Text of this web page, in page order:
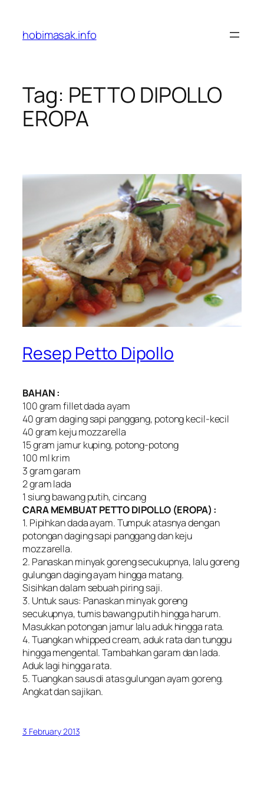
content
hobimasak.info
Tag: PETTO DIPOLLO
EROPA
Resep Petto Dipollo
BAHAN :
100 gram fillet dada ayam
40 gram daging sapi panggang, potong kecil-kecil
40 gram keju mozzarella
15 gram jamur kuping, potong-potong
100 ml krim
3 gram garam
2 gram lada
1 siung bawang putih, cincang
CARA MEMBUAT PETTO DIPOLLO (EROPA) :
1. Pipihkan dada ayam. Tumpuk atasnya dengan
potongan daging sapi panggang dan keju
mozzarella.
2. Panaskan minyak goreng secukupnya, lalu goreng
gulungan daging ayam hingga matang.
Sisihkan dalam sebuah piring saji.
3. Untuk saus: Panaskan minyak goreng
secukupnya, tumis bawang putih hingga harum.
Masukkan potongan jamur lalu aduk hingga rata.
4. Tuangkan whipped cream, aduk rata dan tunggu
hingga mengental. Tambahkan garam dan lada.
Aduk lagi hingga rata.
5. Tuangkan saus di atas gulungan ayam goreng.
Angkat dan sajikan.
3 February 2013